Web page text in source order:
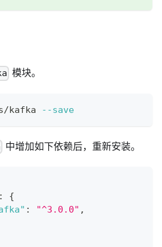
模块。
kafka --save
中增加如下依赖后，重新安装。
:
{
: "^3.0.0" ,